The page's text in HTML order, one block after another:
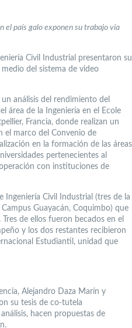
el país galo exponen su trabajo vía
Civil Industrial presentaron su
del sistema de video
análisis del rendimiento del
área de la Ingeniería en el Ecole
Francia, donde realizan un
el marco del Convenio de
en la formación de las áreas
pertenecientes al
con instituciones de
Ingeniería Civil Industrial (tres de la
Guayacán, Coquimbo) que
de ellos fueron becados en el
y los dos restantes recibieron
Estudiantil, unidad que
Alejandro Daza Marín y
su tesis de co-tutela
hacen propuestas de